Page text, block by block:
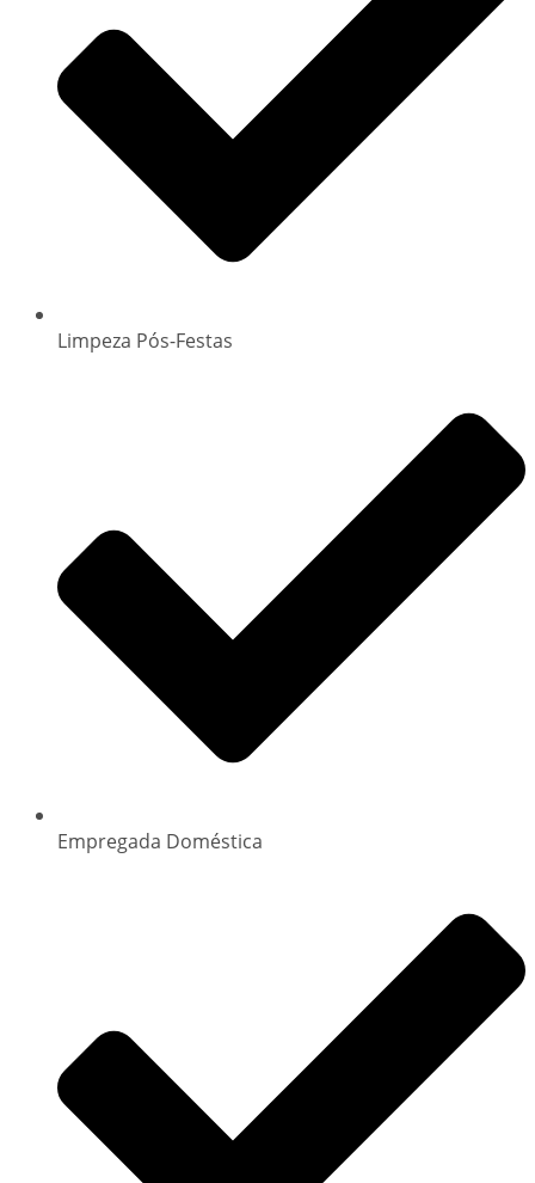
Limpeza Pós-Festas
Empregada Doméstica